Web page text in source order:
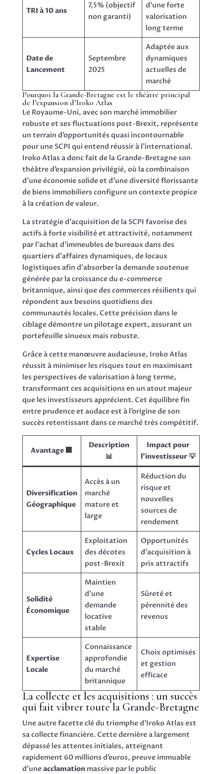
TRI à 10 ans
7,5% (objectif
non garanti)
d’une forte
valorisation
long terme
Date de
Lancement
Septembre
2025
Adaptée aux
dynamiques
actuelles de
marché
Pourquoi la Grande-Bretagne est le théâtre principal
de l’expansion d’Iroko Atlas
Le Royaume-Uni, avec son marché immobilier
robuste et ses fluctuations post-Brexit, représente
un terrain d’opportunités quasi incontournable
pour une SCPI qui entend réussir à l’international.
Iroko Atlas a donc fait de la Grande-Bretagne son
théâtre d’expansion privilégié, où la combinaison
d’une économie solide et d’une diversité florissante
de biens immobiliers configure un contexte propice
à la création de valeur.
La stratégie d’acquisition de la SCPI favorise des
actifs à forte visibilité et attractivité, notamment
par l’achat d’immeubles de bureaux dans des
quartiers d’affaires dynamiques, de locaux
logistiques afin d’absorber la demande soutenue
générée par la croissance du e-commerce
britannique, ainsi que des commerces résilients qui
répondent aux besoins quotidiens des
communautés locales. Cette précision dans le
ciblage démontre un pilotage expert, assurant un
portefeuille sinueux mais robuste.
Grâce à cette manœuvre audacieuse, Iroko Atlas
réussit à minimiser les risques tout en maximisant
les perspectives de valorisation à long terme,
transformant ces acquisitions en un atout majeur
que les investisseurs apprécient. Cet équilibre fin
entre prudence et audace est à l’origine de son
succès retentissant dans ce marché très compétitif.
Avantage 🏢
Description
📊
Impact pour
l’investisseur 💡
Diversification
Géographique
Accès à un
marché
mature et
large
Réduction du
risque et
nouvelles
sources de
rendement
Cycles Locaux
Exploitation
des décotes
post-Brexit
Opportunités
d’acquisition à
prix attractifs
Solidité
Économique
Maintien
d’une
demande
locative
stable
Sûreté et
pérennité des
revenus
Expertise
Locale
Connaissance
approfondie
du marché
britannique
Choix optimisés
et gestion
efficace
La collecte et les acquisitions : un succès
qui fait vibrer toute la Grande-Bretagne
Une autre facette clé du triomphe d’Iroko Atlas est
sa collecte financière. Cette dernière a largement
dépassé les attentes initiales, atteignant
rapidement 60 millions d’euros, preuve immuable
d’uneacclamationmassive par le public